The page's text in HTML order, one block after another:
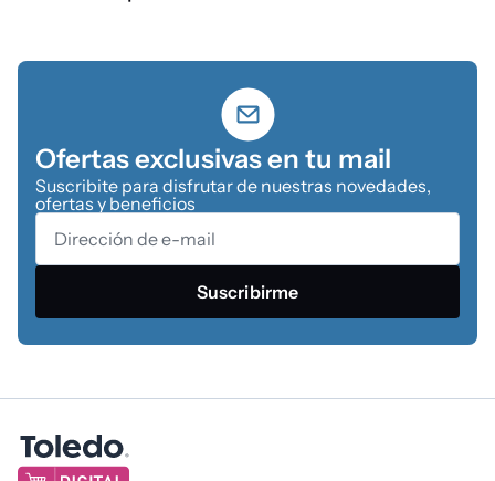
Ofertas exclusivas en tu mail
Suscribite para disfrutar de nuestras novedades,
ofertas y beneficios
Suscribirme